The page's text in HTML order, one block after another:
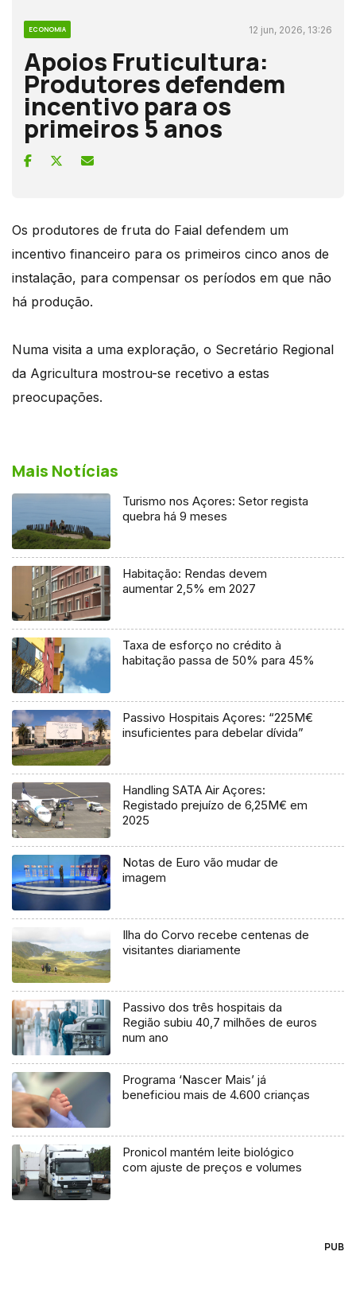
ECONOMIA 12 jun, 2026, 13:26
Apoios Fruticultura:
Produtores defendem
incentivo para os
primeiros 5 anos
Os produtores de fruta do Faial defendem um
incentivo financeiro para os primeiros cinco anos de
instalação, para compensar os períodos em que não
há produção.
Numa visita a uma exploração, o Secretário Regional
da Agricultura mostrou-se recetivo a estas
preocupações.
Mais Notícias
Turismo nos Açores: Setor regista
quebra há 9 meses
Habitação: Rendas devem
aumentar 2,5% em 2027
Taxa de esforço no crédito à
habitação passa de 50% para 45%
Passivo Hospitais Açores: “225M€
insuficientes para debelar dívida”
Handling SATA Air Açores:
Registado prejuízo de 6,25M€ em
2025
Notas de Euro vão mudar de
imagem
Ilha do Corvo recebe centenas de
visitantes diariamente
Passivo dos três hospitais da
Região subiu 40,7 milhões de euros
num ano
Programa ‘Nascer Mais’ já
beneficiou mais de 4.600 crianças
Pronicol mantém leite biológico
com ajuste de preços e volumes
PUB